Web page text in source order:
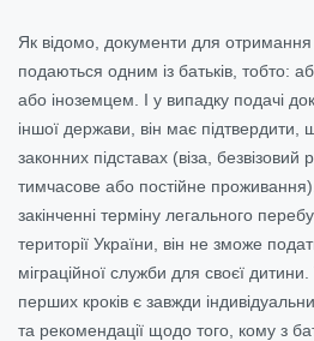
Як відомо, документи для
подаються одним із батьків, тобто:
або іноземцем. І у випадку подачі
іншої держави, він має підтвердити,
законних підставах (віза, безвізовий
тимчасове або постійне
закінченні терміну легального
території України, він не зможе
міграційної служби для своєї
перших кроків є завжди
та рекомендації щодо того, кому з